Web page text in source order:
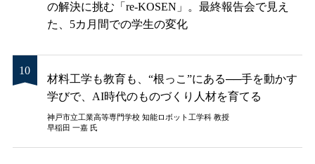
の解決に挑む「re-KOSEN」。最終報告会で見え
た、5カ月間での学生の変化
材料工学も教育も、“根っこ”にある──手を動かす
学びで、AI時代のものづくり人材を育てる
神戸市立工業高等専門学校 知能ロボット工学科 教授
早稲田 一嘉 氏